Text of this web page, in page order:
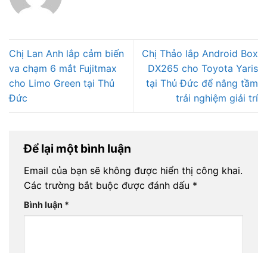
Chị Lan Anh lắp cảm biến
va chạm 6 mắt Fujitmax
cho Limo Green tại Thủ
Đức
Chị Thảo lắp Android Box
DX265 cho Toyota Yaris
tại Thủ Đức để nâng tầm
trải nghiệm giải trí
Để lại một bình luận
Email của bạn sẽ không được hiển thị công khai.
Các trường bắt buộc được đánh dấu *
Bình luận *